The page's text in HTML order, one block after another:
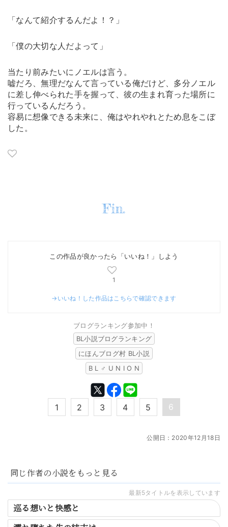
「なんて紹介するんだよ！？」
「僕の大切な人だよって」
当たり前みたいにノエルは言う。
嘘だろ、無理だなんて言っている俺だけど、多分ノエル
に差し伸べられた手を握って、彼の生まれ育った場所に
行っているんだろう。
容易に想像できる未来に、俺はやれやれとため息をこぼ
した。
Fin.
この作品が良かったら「いいね！」しよう
1
→いいね！した作品はこちらで確認できます
ブログランキング参加中！
BL小説ブログランキング
にほんブログ村 BL小説
B L ♂ U N I O N
1 2 3 4 5 6
公開日： 2020年12月18日
同じ作者の小説をもっと見る
最新5タイトルを表示しています
巡る想いと快感と